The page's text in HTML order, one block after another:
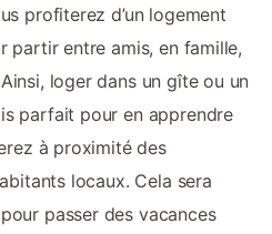
profiterez d’un logement
partir entre amis, en famille,
loger dans un gîte ou un
parfait pour en apprendre
à proximité des
locaux. Cela sera
passer des vacances